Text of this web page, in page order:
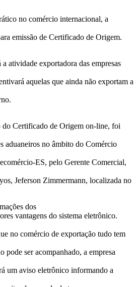
no comércio internacional, a
emissão de Certificado de Origem.
atividade exportadora das empresas
aquelas que ainda não exportam a
do Certificado de Origem on-line, foi
aduaneiros no âmbito do Comércio
ES, pelo Gerente Comercial,
Jeferson Zimmermann, localizada no
dos
vantagens do sistema eletrônico.
no comércio de exportação tudo tem
pode ser acompanhado, a empresa
um aviso eletrônico informando a